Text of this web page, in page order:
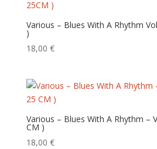
au
Various – Blues With A Rhythm
)
18,00 €
Various – Blues With A Rhythm –
CM )
18,00 €